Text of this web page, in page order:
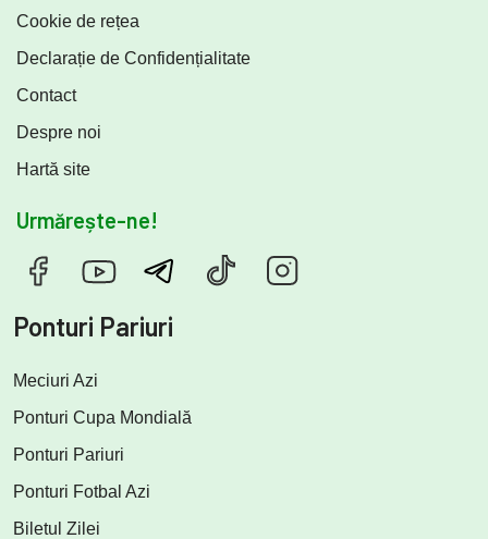
Cookie de rețea
Declarație de Confidențialitate
Contact
Despre noi
Hartă site
Urmărește-ne!
Ponturi Pariuri
Meciuri Azi
Ponturi Cupa Mondială
Ponturi Pariuri
Ponturi Fotbal Azi
Biletul Zilei